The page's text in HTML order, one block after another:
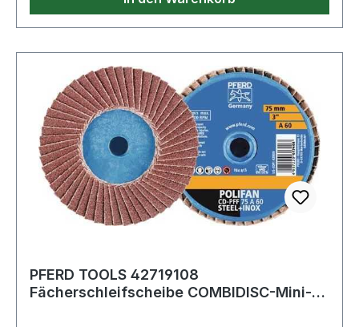
PFERD TOOLS 42719108
Fächerschleifscheibe COMBIDISC-Mini-